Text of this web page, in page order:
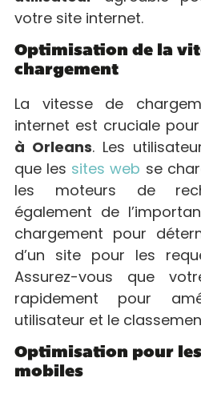
votre site internet.
Optimisation de la
chargement
La vitesse de
internet est cruciale
à Orleans. Les
que les sites web se
les moteurs de
également de
chargement pour
d’un site pour les
Assurez-vous que
rapidement pour
utilisateur et le
Optimisation pour
mobiles